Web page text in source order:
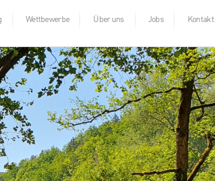
Wettbewerbe Über uns Jobs Kontakt